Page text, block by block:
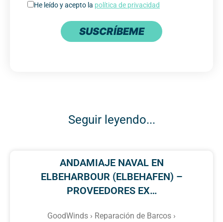
He leído y acepto la política de privacidad
SUSCRÍBEME
Seguir leyendo...
ANDAMIAJE NAVAL EN
ELBEHARBOUR (ELBEHAFEN) –
PROVEEDORES EX…
GoodWinds › Reparación de Barcos ›